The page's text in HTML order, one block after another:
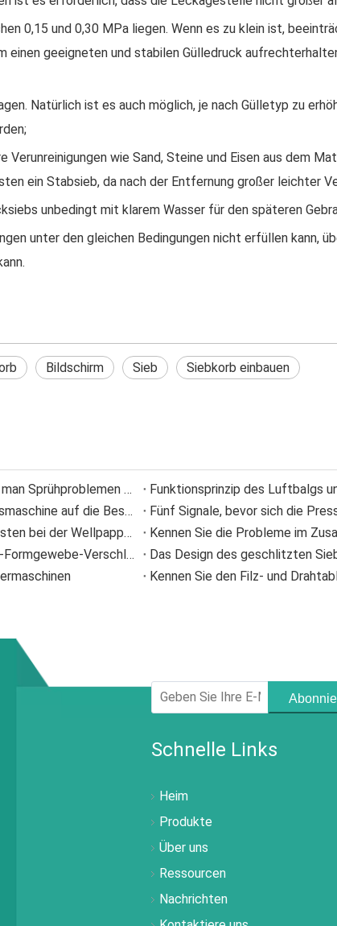
0,15 und 0,30 MPa liegen. Wenn es zu klein ist,
einen geeigneten und stabilen Gülledruck
Natürlich ist es auch möglich, je nach Gülletyp zu
Verunreinigungen wie Sand, Steine ​​und Eisen aus dem
ein Stabsieb, da nach der Entfernung großer leichter
unbedingt mit klarem Wasser für den späteren
unter den gleichen Bedingungen nicht erfüllen kann,
Bildschirm Sieb Siebkorb einbauen
Häufige Ursachen für den Ausfall von Sprühdüsen und wie man Sprühproblemen vorbeugt
Funktionsprinzip des Luftbalgs
Wie sich die Struktur des Dosierstabs einer Beschichtungsmaschine auf die Beschichtungsqualität auswirkt
Fünf Signale, bevor sich die
Wie das NC-Schneidmesser die Ansammlung von Papierresten bei der Wellpappenproduktion reduziert
Zeigen Sie weitere Details zu Informationen zu Polyester-Formgewebe-Verschleiß
Das Design des geschlitzten
Kennen Sie den Filz- und
Schnelle Links
Heim
Produkte
Über uns
Ressourcen
Nachrichten